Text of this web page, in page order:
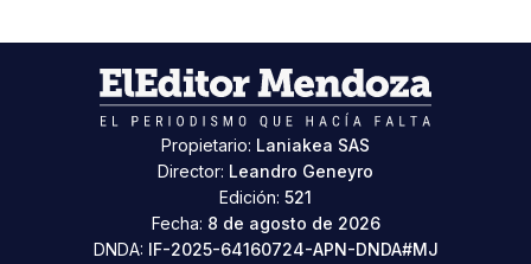
Propietario: Laniakea SAS
Director: Leandro Geneyro
Edición: 521
Fecha: 8 de agosto de 2026
DNDA: IF-2025-64160724-APN-DNDA#MJ